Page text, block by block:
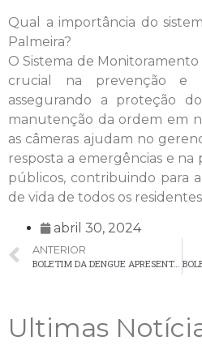
Qual a importância do
Palmeira?
O Sistema de
crucial na prevenção e
assegurando a proteção
manutenção da ordem em
as câmeras ajudam no
resposta a emergências e na
públicos, contribuindo para
de vida de todos os
abril 30, 2024
ANTERIOR
BOLETIM DA DENGUE APRESENTA 57 CASOS CONFIRMADOS EM PALMEIRA
Ultimas